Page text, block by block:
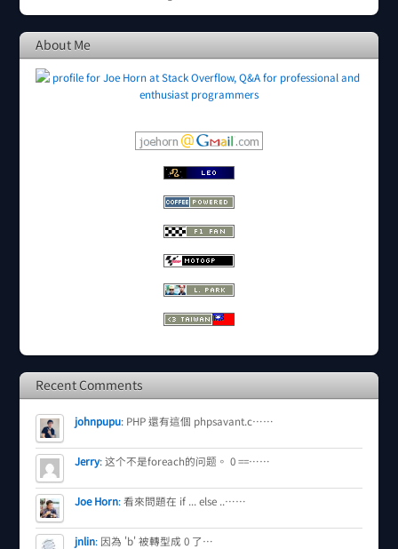
About Me
Recent Comments
johnpupu: PHP 還有這個 phpsavant.c……
Jerry:这个不是foreach的问题。 0 ==……
Joe Horn:看來問題在 if ... else ..……
jnlin: 因為 'b' 被轉型成 0 了…